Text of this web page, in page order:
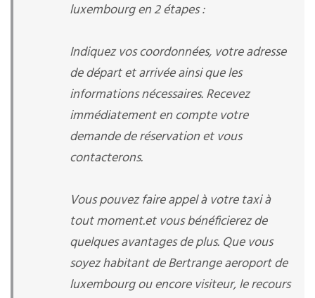
luxembourg en 2 étapes :
Indiquez vos coordonnées, votre adresse
de départ et arrivée ainsi que les
informations nécessaires. Recevez
immédiatement en compte votre
demande de réservation et vous
contacterons.
Vous pouvez faire appel à votre taxi à
tout moment.et vous bénéficierez de
quelques avantages de plus. Que vous
soyez habitant de Bertrange aeroport de
luxembourg ou encore visiteur, le recours